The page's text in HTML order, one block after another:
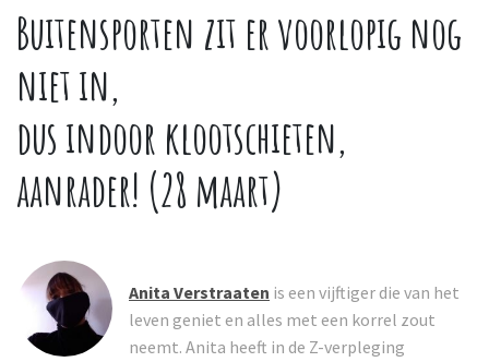
Buitensporten zit er voorlopig nog
niet in,
dus indoor klootschieten,
aanrader! (28 maart)
Anita Verstraaten is een vijftiger die van het
leven geniet en alles met een korrel zout
neemt. Anita heeft in de Z-verpleging